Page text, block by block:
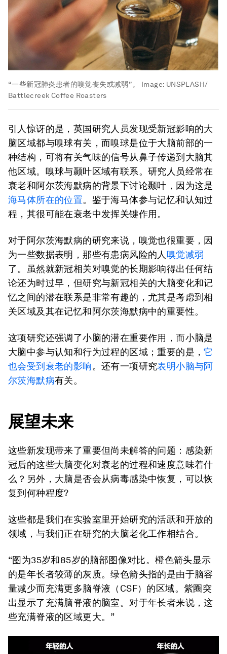
“一些新冠肺炎患者的嗅觉丧失或减弱”。 Image: UNSPLASH/
Battlecreek Coffee Roasters
引人惊讶的是，英国研究人员发现受新冠影响的大
脑区域都与嗅球有关，而嗅球是位于大脑前部的一
种结构，可将有关气味的信号从鼻子传递到大脑其
他区域。嗅球与颞叶区域有联系。研究人员经常在
衰老和阿尔茨海默病的背景下讨论颞叶，因为这是
海马体所在的位置。鉴于海马体参与记忆和认知过
程，其很可能在衰老中发挥关键作用。
对于阿尔茨海默病的研究来说，嗅觉也很重要，因
为一些数据表明，那些有患病风险的人嗅觉减弱
了。虽然就新冠相关对嗅觉的长期影响得出任何结
论还为时过早，但研究与新冠相关的大脑变化和记
忆之间的潜在联系是非常有趣的，尤其是考虑到相
关区域及其在记忆和阿尔茨海默病中的重要性。
这项研究还强调了小脑的潜在重要作用，而小脑是
大脑中参与认知和行为过程的区域；重要的是，它
也会受到衰老的影响。还有一项研究表明小脑与阿
尔茨海默病有关。
展望未来
这些新发现带来了重要但尚未解答的问题：感染新
冠后的这些大脑变化对衰老的过程和速度意味着什
么？另外，大脑是否会从病毒感染中恢复，可以恢
复到何种程度?
这些都是我们在实验室里开始研究的活跃和开放的
领域，与我们正在研究的大脑老化工作相结合。
“图为35岁和85岁的脑部图像对比。橙色箭头显示
的是年长者较薄的灰质。绿色箭头指的是由于脑容
量减少而充满更多脑脊液（CSF）的区域。紫圈突
出显示了充满脑脊液的脑室。对于年长者来说，这
些充满脊液的区域更大。”